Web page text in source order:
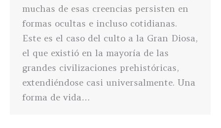
muchas de esas creencias persisten en
formas ocultas e incluso cotidianas.
Este es el caso del culto a la Gran Diosa,
el que existió en la mayoría de las
grandes civilizaciones prehistóricas,
extendiéndose casi universalmente. Una
forma de vida…